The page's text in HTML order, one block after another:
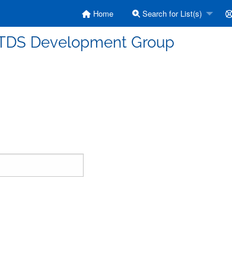
Home Search for List(s)
Development Group